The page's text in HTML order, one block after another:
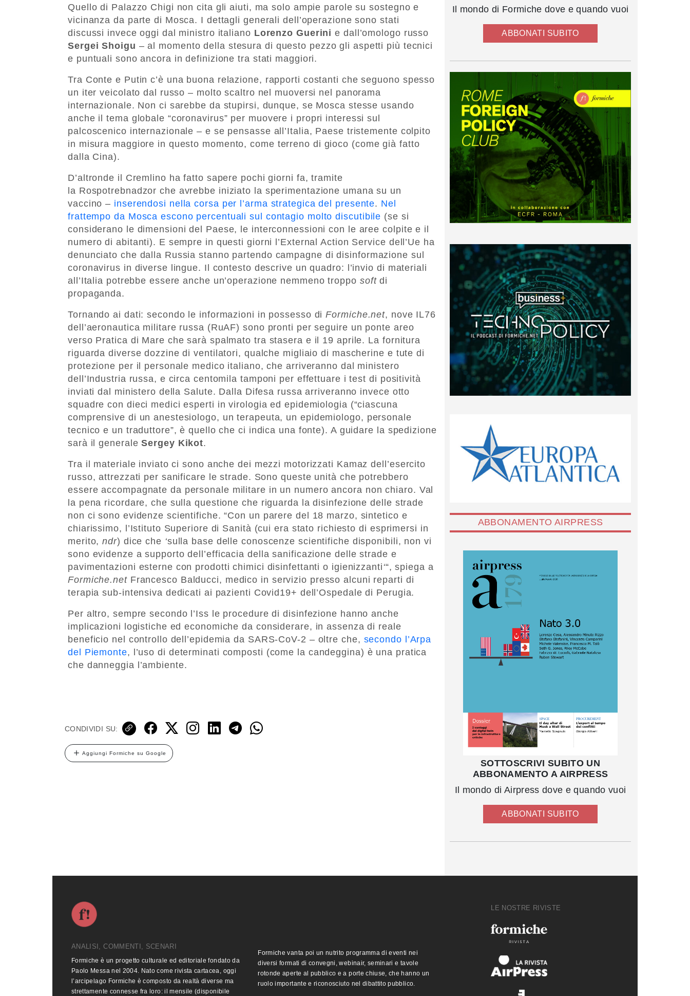
Quello di Palazzo Chigi non cita gli aiuti, ma solo ampie parole su sostegno e
vicinanza da parte di Mosca. I dettagli generali dell’operazione sono stati
discussi invece oggi dal ministro italiano Lorenzo Guerini e dall’omologo russo
Sergei Shoigu – al momento della stesura di questo pezzo gli aspetti più tecnici
e puntuali sono ancora in definizione tra stati maggiori.
Tra Conte e Putin c’è una buona relazione, rapporti costanti che seguono spesso
un iter veicolato dal russo – molto scaltro nel muoversi nel panorama
internazionale. Non ci sarebbe da stupirsi, dunque, se Mosca stesse usando
anche il tema globale “coronavirus” per muovere i propri interessi sul
palcoscenico internazionale – e se pensasse all’Italia, Paese tristemente colpito
in misura maggiore in questo momento, come terreno di gioco (come già fatto
dalla Cina).
D’altronde il Cremlino ha fatto sapere pochi giorni fa, tramite
la Rospotrebnadzor che avrebbe iniziato la sperimentazione umana su un
vaccino – inserendosi nella corsa per l’arma strategica del presente. Nel
frattempo da Mosca escono percentuali sul contagio molto discutibile (se si
considerano le dimensioni del Paese, le interconnessioni con le aree colpite e il
numero di abitanti). E sempre in questi giorni l’External Action Service dell’Ue ha
denunciato che dalla Russia stanno partendo campagne di disinformazione sul
coronavirus in diverse lingue. Il contesto descrive un quadro: l’invio di materiali
all’Italia potrebbe essere anche un’operazione nemmeno troppo softdi
propaganda.
Tornando ai dati: secondo le informazioni in possesso diFormiche.net, nove IL76
dell’aeronautica militare russa (RuAF) sono pronti per seguire un ponte areo
verso Pratica di Mare che sarà spalmato tra stasera e il 19 aprile. La fornitura
riguarda diverse dozzine di ventilatori, qualche migliaio di mascherine e tute di
protezione per il personale medico italiano, che arriveranno dal ministero
dell’Industria russa, e circa centomila tamponi per effettuare i test di positività
inviati dal ministero della Salute. Dalla Difesa russa arriveranno invece otto
squadre con dieci medici esperti in virologia ed epidemiologia (“ciascuna
comprensive di un anestesiologo, un terapeuta, un epidemiologo, personale
tecnico e un traduttore”, è quello che ci indica una fonte). A guidare la spedizione
sarà il generaleSergey Kikot.
Tra il materiale inviato ci sono anche dei mezzi motorizzati Kamaz dell’esercito
russo, attrezzati per sanificare le strade. Sono queste unità che potrebbero
essere accompagnate da personale militare in un numero ancora non chiaro. Val
la pena ricordare, che sulla questione che riguarda la disinfezione delle strade
non ci sono evidenze scientifiche. “Con un parere del 18 marzo, sintetico e
chiarissimo, l’Istituto Superiore di Sanità (cui era stato richiesto di esprimersi in
merito,ndr) dice che ‘sulla base delle conoscenze scientifiche disponibili, non vi
sono evidenze a supporto dell’efficacia della sanificazione delle strade e
pavimentazioni esterne con prodotti chimici disinfettanti o igienizzanti‘“, spiega a
Formiche.netFrancesco Balducci, medico in servizio presso alcuni reparti di
terapia sub-intensiva dedicati ai pazienti Covid19+ dell’Ospedale di Perugia.
Per altro, sempre secondo l’Iss le procedure di disinfezione hanno anche
implicazioni logistiche ed economiche da considerare, in assenza di reale
beneficio nel controllo dell’epidemia da SARS-CoV-2 – oltre che, secondo l’Arpa
del Piemonte, l’uso di determinati composti (come la candeggina) è una pratica
che danneggia l’ambiente.
CONDIVIDI SU:
Aggiungi Formiche su Google
Il mondo di Formiche dove e quando vuoi
ABBONATI SUBITO
ABBONAMENTO AIRPRESS
SOTTOSCRIVI SUBITO UN
ABBONAMENTO A AIRPRESS
Il mondo di Airpress dove e quando vuoi
ABBONATI SUBITO
ANALISI, COMMENTI, SCENARI
Formiche è un progetto culturale ed editoriale fondato da
Paolo Messa nel 2004. Nato come rivista cartacea, oggi
l’arcipelago Formiche è composto da realtà diverse ma
strettamente connesse fra loro: il mensile (disponibile
Formiche vanta poi un nutrito programma di eventi nei
diversi formati di convegni, webinair, seminari e tavole
rotonde aperte al pubblico e a porte chiuse, che hanno un
ruolo importante e riconosciuto nel dibattito pubblico.
LE NOSTRE RIVISTE